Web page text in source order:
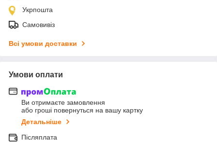
Укрпошта
Самовивіз
Всі умови доставки
Умови оплати
Ви отримаєте замовлення
або гроші повернуться на вашу картку
Детальніше
Післяплата